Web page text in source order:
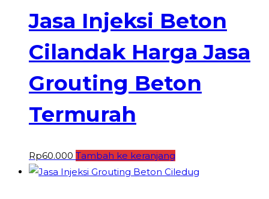
Jasa Injeksi Beton
Cilandak Harga Jasa
Grouting Beton
Termurah
Rp60.000 Tambah ke keranjang